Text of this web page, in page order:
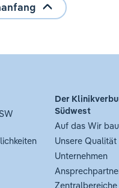
Der
Südwest
Auf das Wir
Unsere Qualität
Unternehmen
Zentralbereiche